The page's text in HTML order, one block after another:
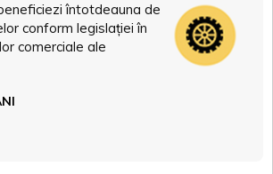
întotdeauna de
conform legislației în
comerciale ale